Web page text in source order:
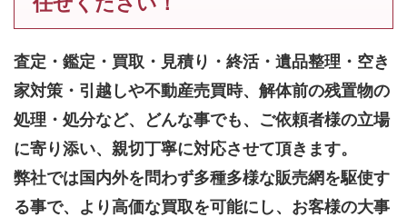
査定・鑑定・買取・見積り・終活・遺品整理・空き
家対策・引越しや不動産売買時、解体前の残置物の
処理・処分など、どんな事でも、 ご依頼者様の立場
に寄り添い、親切丁寧に対応させて頂きます。
弊社では国内外を問わず多種多様な販売網を駆使す
る事で、より高価な買取を可能にし、お客様の大事